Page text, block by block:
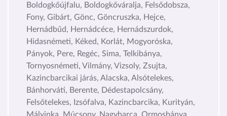
Boldogkőújfalu, Boldogkőváralja, Felsődobsza,
Fony, Gibárt, Gönc, Göncruszka, Hejce,
Hernádbűd, Hernádcéce, Hernádszurdok,
Hidasnémeti, Kéked, Korlát, Mogyoróska,
Pányok, Pere, Regéc, Sima, Telkibánya,
Tornyosnémeti, Vilmány, Vizsoly, Zsujta,
Kazincbarcikai járás, Alacska, Alsótelekes,
Bánhorváti, Berente, Dédestapolcsány,
Felsőtelekes, Izsófalva, Kazincbarcika, Kurityán,